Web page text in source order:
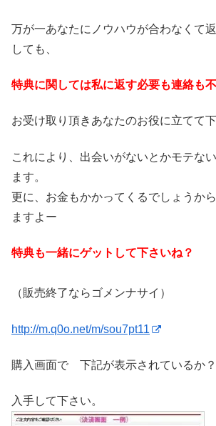
万が一あなたにノウハウが合わなくて
しても、
特典に関しては私に返す必要も連絡も不
お受け取り頂きあなたのお役に立てて下
これにより、出会いがないとかモテな
ます。
更に、お金もかかってくるでしょうか
ますよー
特典も一緒にゲットして下さいね？
（販売終了ならゴメンナサイ）
http://m.q0o.net/m/sou7pt11
購入画面で 下記が表示されているか
入手して下さい。